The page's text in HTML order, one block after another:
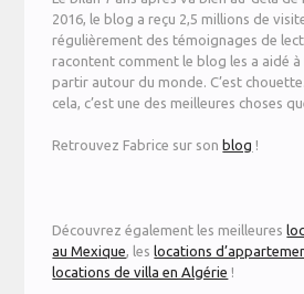
2016, le blog a reçu 2,5 millions de
régulièrement des témoignages de
racontent comment le blog les a aidé
partir autour du monde. C’est
cela, c’est une des meilleures choses
Retrouvez Fabrice sur son blog !
Découvrez également les meilleures
au Mexique, les locations
locations de villa en Algérie !